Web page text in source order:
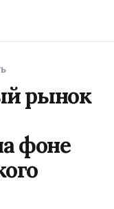
рынок
фоне